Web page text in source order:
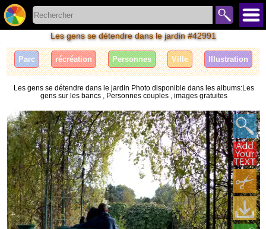
Les gens se détendre dans le jardin #42991
Parc récréation Personnes Ville Illustration
Les gens se détendre dans le jardin Photo disponible dans les albums:Les
gens sur les bancs , Personnes couples , images gratuites